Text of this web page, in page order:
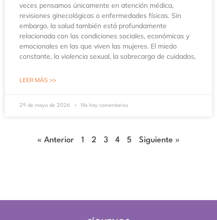
veces pensamos únicamente en atención médica,
revisiones ginecológicas o enfermedades físicas. Sin
embargo, la salud también está profundamente
relacionada con las condiciones sociales, económicas y
emocionales en las que viven las mujeres. El miedo
constante, la violencia sexual, la sobrecarga de cuidados,
LEER MÁS >>
29 de mayo de 2026 No hay comentarios
« Anterior 1 2 3 4 5 Siguiente »